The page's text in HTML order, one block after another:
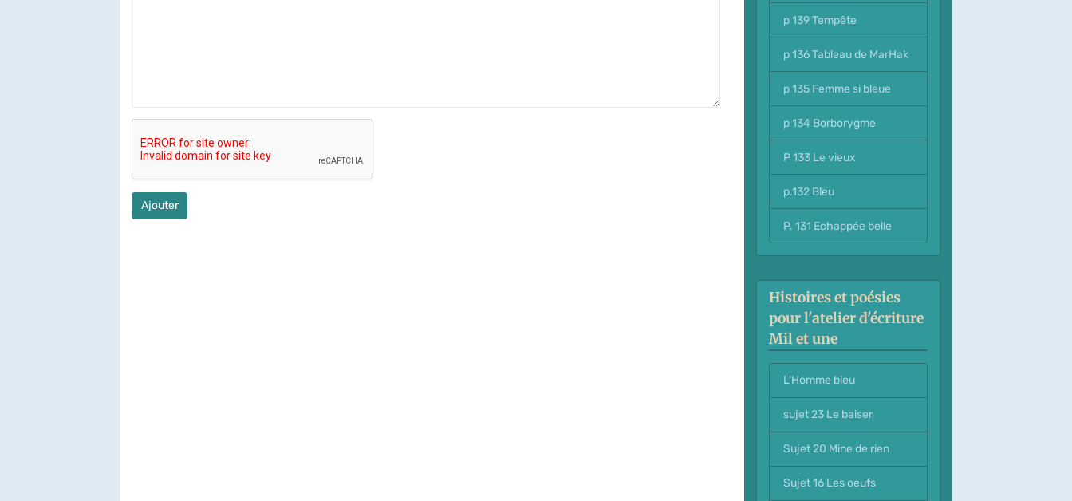
Ajouter
p 139 Tempête
p 136 Tableau de MarHak
p 135 Femme si bleue
p 134 Borborygme
P 133 Le vieux
p.132 Bleu
P. 131 Echappée belle
Histoires et poésies
pour l'atelier d'écriture
Mil et une
L'Homme bleu
sujet 23 Le baiser
Sujet 20 Mine de rien
Sujet 16 Les oeufs